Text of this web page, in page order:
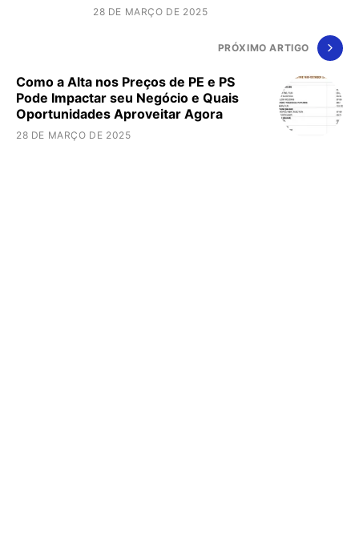
28 DE MARÇO DE 2025
PRÓXIMO ARTIGO
Como a Alta nos Preços de PE e PS
Pode Impactar seu Negócio e Quais
Oportunidades Aproveitar Agora
28 DE MARÇO DE 2025